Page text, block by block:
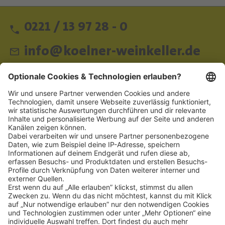
0221 / 13 97 28 - 0
info@koelner-weinkeller.de
Schnellzugriff
ZAHLUNGSMETHODEN
SOCIAL
NEWSLETTER
BESUCHEN SIE UNS